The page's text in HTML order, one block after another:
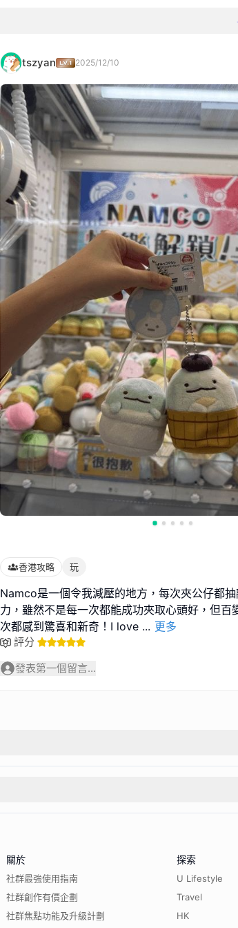
tszyan 2025/12/10
香港攻略 玩
Namco是一個令我減壓的地方，每次夾公仔都
力，雖然不是每一次都能成功夾取心頭好，但百
次都感到驚喜和新奇！I love ... 更多
評分
發表第一個留言...
關於
社群最強使用指南
社群創作有價企劃
社群焦點功能及升級計劃
探索
U Lifestyle
Travel
HK